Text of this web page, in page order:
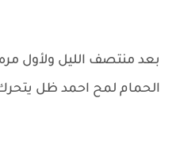
بعد منتصف الليل ولأول
الحمام لمح احمد ظل